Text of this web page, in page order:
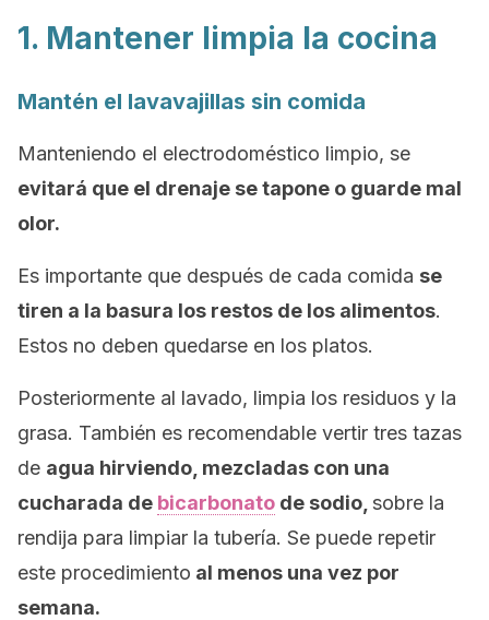
1. Mantener limpia la cocina
Mantén el lavavajillas sin comida
Manteniendo el electrodoméstico limpio, se
evitará que el drenaje se tapone o guarde mal
olor.
Es importante que después de cada comida se
tiren a la basura los restos de los alimentos.
Estos no deben quedarse en los platos.
Posteriormente al lavado, limpia los residuos y la
grasa. También es recomendable vertir tres tazas
de agua hirviendo, mezcladas con una
cucharada de bicarbonato de sodio, sobre la
rendija para limpiar la tubería. Se puede repetir
este procedimiento al menos una vez por
semana.